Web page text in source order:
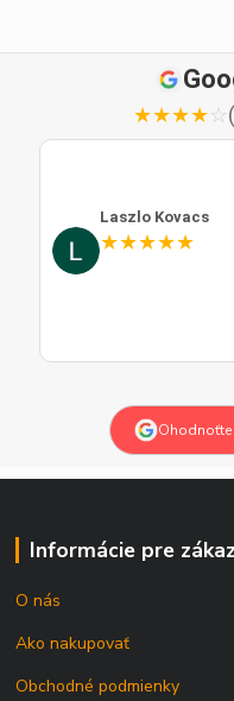
★★★★☆
Laszlo Kovacs
★★★★★
Ohodnoťte
Informácie pre
O nás
Ako nakupovať
Obchodné podmienky